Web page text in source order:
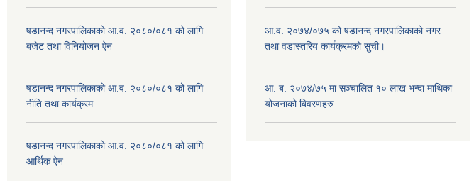
षडानन्द नगरपालिकाको आ.व. २०८०/०८१ को लागि
बजेट तथा विनियोजन ऐन
षडानन्द नगरपालिकाको आ.व. २०८०/०८१ को लागि
नीति तथा कार्यक्रम
षडानन्द नगरपालिकाको आ.व. २०८०/०८१ को लागि
आर्थिक ऐन
आ.व. २०७४/०७५ को षडानन्द नगरपालिकाको नगर
तथा वडास्तरिय कार्यक्रमको सुची।
आ. ब. २०७४/७५ मा सञ्चालित १० लाख भन्दा माथिका
योजनाको बिवरणहरु